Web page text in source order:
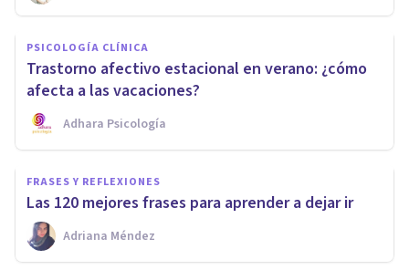
PSICOLOGÍA CLÍNICA
Trastorno afectivo estacional en verano: ¿cómo
afecta a las vacaciones?
Adhara Psicología
FRASES Y REFLEXIONES
Las 120 mejores frases para aprender a dejar ir
Adriana Méndez